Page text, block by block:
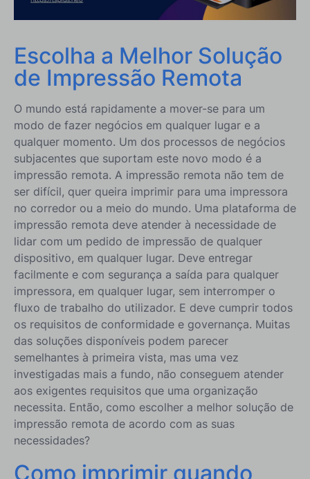
Escolha a Melhor Solução
de Impressão Remota
O mundo está rapidamente a mover-se para um
modo de fazer negócios em qualquer lugar e a
qualquer momento. Um dos processos de negócios
subjacentes que suportam este novo modo é a
impressão remota. A impressão remota não tem de
ser difícil, quer queira imprimir para uma impressora
no corredor ou a meio do mundo. Uma plataforma de
impressão remota deve atender à necessidade de
lidar com um pedido de impressão de qualquer
dispositivo, em qualquer lugar. Deve entregar
facilmente e com segurança a saída para qualquer
impressora, em qualquer lugar, sem interromper o
fluxo de trabalho do utilizador. E deve cumprir todos
os requisitos de conformidade e governança. Muitas
das soluções disponíveis podem parecer
semelhantes à primeira vista, mas uma vez
investigadas mais a fundo, não conseguem atender
aos exigentes requisitos que uma organização
necessita. Então, como escolher a melhor solução de
impressão remota de acordo com as suas
necessidades?
Como imprimir quando